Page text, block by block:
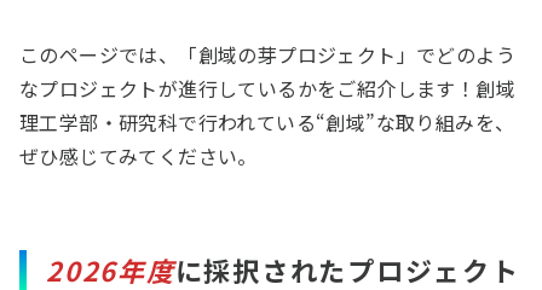
このページでは、「創域の芽プロジェクト」でどのよう
なプロジェクトが進行しているかをご紹介します！創域
理工学部・研究科で行われている“創域”な取り組みを、
ぜひ感じてみてください。
2026年度に採択されたプロジェクト